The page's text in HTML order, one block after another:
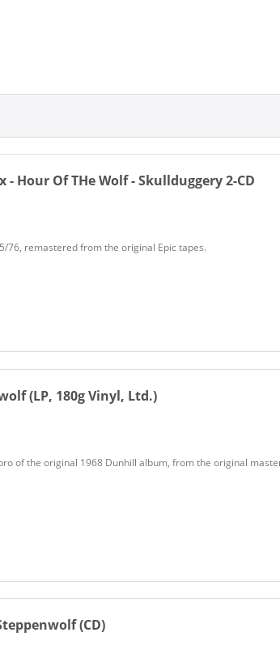
- Hour Of THe Wolf - Skullduggery 2-CD
76, remastered from the original Epic tapes.
(LP, 180g Vinyl, Ltd.)
of the original 1968 Dunhill album, from the original
(CD)